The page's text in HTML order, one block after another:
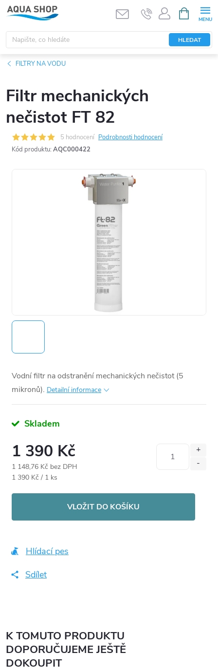
Přejít
na
obsah
HLEDAT
NÁKUPNÍ
KOŠÍK
FILTRY NA VODU
Filtr mechanických
nečistot FT 82
5 hodnocení Podrobnosti hodnocení
Kód produktu: AQC000422
Vodní filtr na odstranění mechanických nečistot (5
mikronů). Detailní informace
Skladem
1 390 Kč
1 148,76 Kč bez DPH
Měrná
1 390 Kč / 1 ks
VLOŽIT DO KOŠÍKU
Hlídací pes
Sdílet
K TOMUTO PRODUKTU
DOPORUČUJEME JEŠTĚ
DOKOUPIT